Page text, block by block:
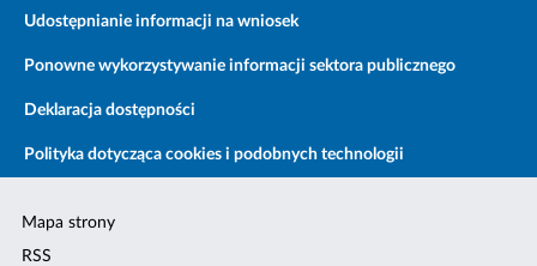
Udostępnianie informacji na wniosek
Ponowne wykorzystywanie informacji sektora publicznego
Deklaracja dostępności
Polityka dotycząca cookies i podobnych technologii
Mapa strony
RSS